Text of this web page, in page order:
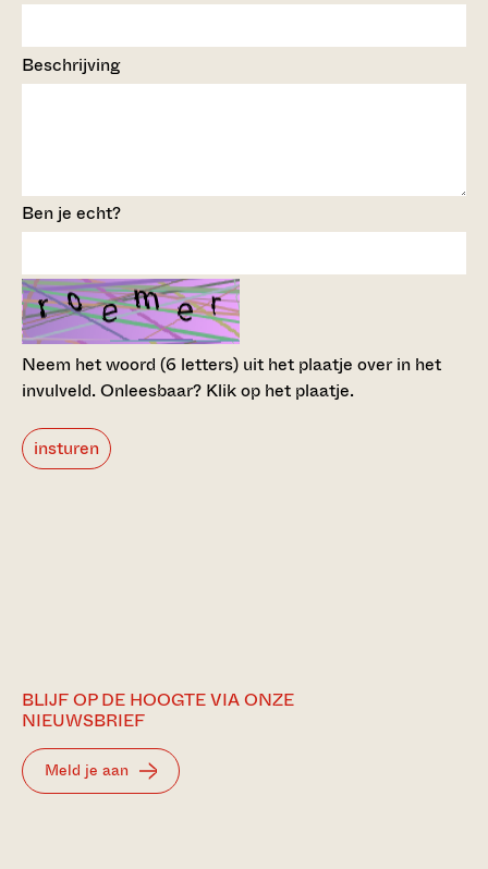
Beschrijving
Ben je echt?
Neem het woord (6 letters) uit het plaatje over in het
invulveld.Onleesbaar? Klik op het plaatje.
insturen
BLIJF OP DE HOOGTE VIA ONZE
NIEUWSBRIEF
Meld je aan